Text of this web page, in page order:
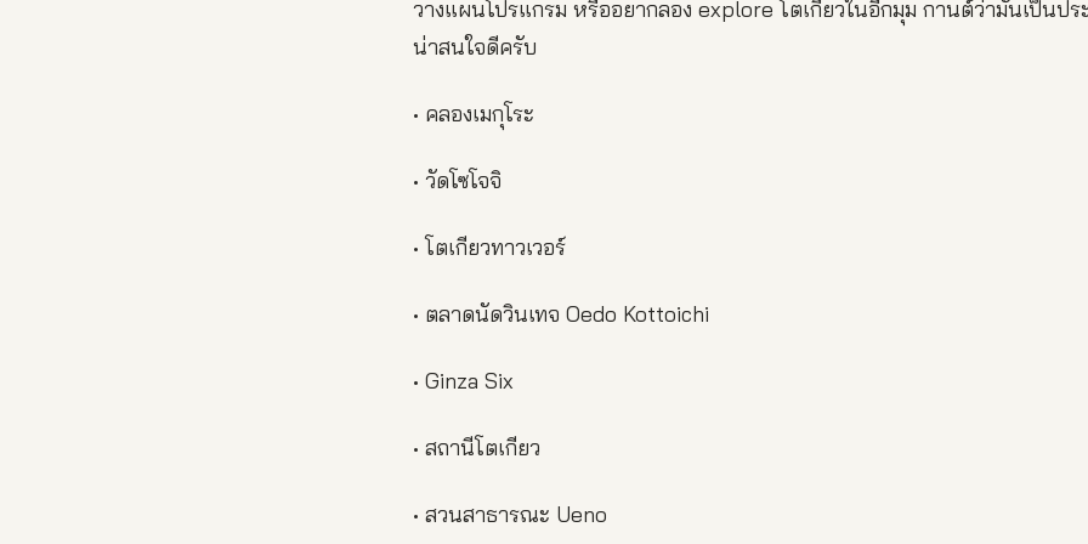
วางแผนโปรแกรม หรืออยากลอง explore โตเกียวในอีกมุม กานต์ว่ามันเป็นป
น่าสนใจดีครับ
• คลองเมกุโระ
• วัดโซโจจิ
• โตเกียวทาวเวอร์
• ตลาดนัดวินเทจ Oedo Kottoichi
• Ginza Six
• สถานีโตเกียว
• สวนสาธารณะ Ueno